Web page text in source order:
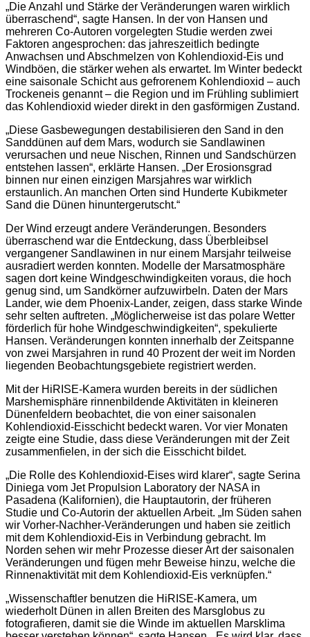
„Die Anzahl und Stärke der Veränderungen waren wirklich
überraschend“, sagte Hansen. In der von Hansen und
mehreren Co-Autoren vorgelegten Studie werden zwei
Faktoren angesprochen: das jahreszeitlich bedingte
Anwachsen und Abschmelzen von Kohlendioxid-Eis und
Windböen, die stärker wehen als erwartet. Im Winter bedeckt
eine saisonale Schicht aus gefrorenem Kohlendioxid – auch
Trockeneis genannt – die Region und im Frühling sublimiert
das Kohlendioxid wieder direkt in den gasförmigen Zustand.
„Diese Gasbewegungen destabilisieren den Sand in den
Sanddünen auf dem Mars, wodurch sie Sandlawinen
verursachen und neue Nischen, Rinnen und Sandschürzen
entstehen lassen“, erklärte Hansen. „Der Erosionsgrad
binnen nur einen einzigen Marsjahres war wirklich
erstaunlich. An manchen Orten sind Hunderte Kubikmeter
Sand die Dünen hinuntergerutscht.“
Der Wind erzeugt andere Veränderungen. Besonders
überraschend war die Entdeckung, dass Überbleibsel
vergangener Sandlawinen in nur einem Marsjahr teilweise
ausradiert werden konnten. Modelle der Marsatmosphäre
sagen dort keine Windgeschwindigkeiten voraus, die hoch
genug sind, um Sandkörner aufzuwirbeln. Daten der Mars
Lander, wie dem Phoenix-Lander, zeigen, dass starke Winde
sehr selten auftreten. „Möglicherweise ist das polare Wetter
förderlich für hohe Windgeschwindigkeiten“, spekulierte
Hansen. Veränderungen konnten innerhalb der Zeitspanne
von zwei Marsjahren in rund 40 Prozent der weit im Norden
liegenden Beobachtungsgebiete registriert werden.
Mit der HiRISE-Kamera wurden bereits in der südlichen
Marshemisphäre rinnenbildende Aktivitäten in kleineren
Dünenfeldern beobachtet, die von einer saisonalen
Kohlendioxid-Eisschicht bedeckt waren. Vor vier Monaten
zeigte eine Studie, dass diese Veränderungen mit der Zeit
zusammenfielen, in der sich die Eisschicht bildet.
„Die Rolle des Kohlendioxid-Eises wird klarer“, sagte Serina
Diniega vom Jet Propulsion Laboratory der NASA in
Pasadena (Kalifornien), die Hauptautorin, der früheren
Studie und Co-Autorin der aktuellen Arbeit. „Im Süden sahen
wir Vorher-Nachher-Veränderungen und haben sie zeitlich
mit dem Kohlendioxid-Eis in Verbindung gebracht. Im
Norden sehen wir mehr Prozesse dieser Art der saisonalen
Veränderungen und fügen mehr Beweise hinzu, welche die
Rinnenaktivität mit dem Kohlendioxid-Eis verknüpfen.“
„Wissenschaftler benutzen die HiRISE-Kamera, um
wiederholt Dünen in allen Breiten des Marsglobus zu
fotografieren, damit sie die Winde im aktuellen Marsklima